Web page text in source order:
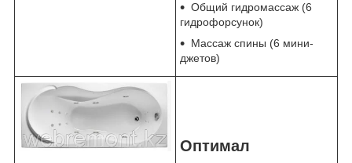
Общий гидромассаж (6
гидрофорсунок)
Массаж спины (6 мини-
джетов)
Оптимал